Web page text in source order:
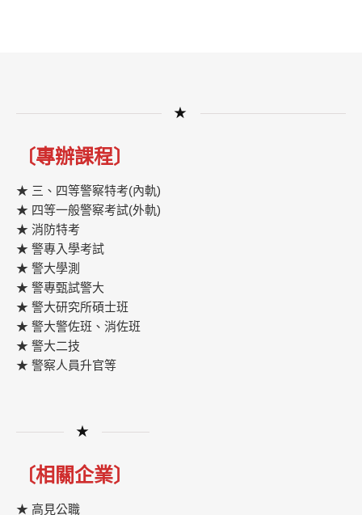
★
〔專辦課程〕
★ 三、四等警察特考(內軌)
★ 四等一般警察考試(外軌)
★ 消防特考
★ 警專入學考試
★ 警大學測
★ 警專甄試警大
★ 警大研究所碩士班
★ 警大警佐班、消佐班
★ 警大二技
★ 警察人員升官等
★
〔相關企業〕
★ 高見公職